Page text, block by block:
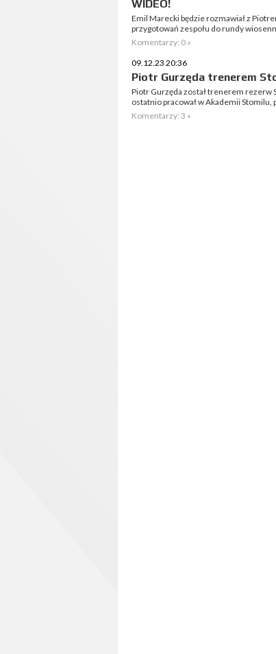
WIDEO!
Emil Marecki będzie rozmawiał z
przygotowań zespołu do rundy
Komentarzy: 0 »
09.12.23 20:36
Piotr Gurzęda trenerem
Piotr Gurzęda został trenerem
ostatnio pracował w Akademii Stomilu,
Komentarzy: 3 »